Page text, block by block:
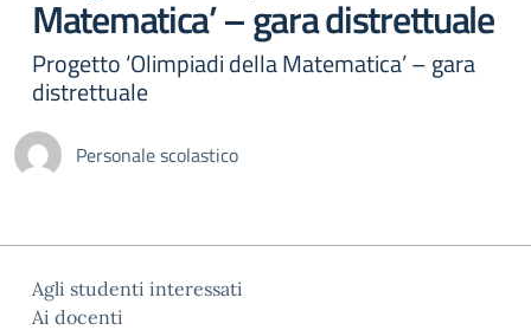
Matematica’ – gara distrettuale
Progetto ‘Olimpiadi della Matematica’ – gara
distrettuale
Personale scolastico
Agli studenti interessati
Ai docenti